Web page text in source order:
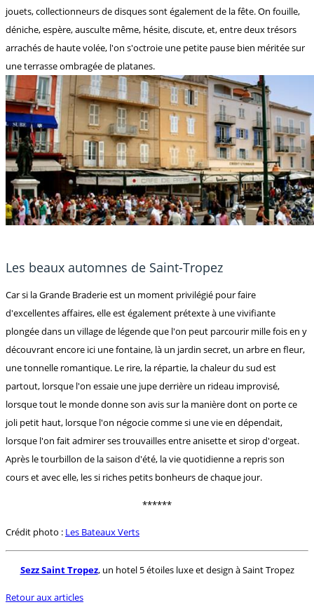
jouets, collectionneurs de disques sont également de la fête. On fouille,
déniche, espère, ausculte même, hésite, discute, et, entre deux trésors
arrachés de haute volée, l'on s'octroie une petite pause bien méritée sur
une terrasse ombragée de platanes.
Les beaux automnes de Saint-Tropez
Car si la Grande Braderie est un moment privilégié pour faire
d'excellentes affaires, elle est également prétexte à une vivifiante
plongée dans un village de légende que l'on peut parcourir mille fois en y
découvrant encore ici une fontaine, là un jardin secret, un arbre en fleur,
une tonnelle romantique. Le rire, la répartie, la chaleur du sud est
partout, lorsque l'on essaie une jupe derrière un rideau improvisé,
lorsque tout le monde donne son avis sur la manière dont on porte ce
joli petit haut, lorsque l'on négocie comme si une vie en dépendait,
lorsque l'on fait admirer ses trouvailles entre anisette et sirop d'orgeat.
Après le tourbillon de la saison d'été, la vie quotidienne a repris son
cours et avec elle, les si riches petits bonheurs de chaque jour.
******
Crédit photo : Les Bateaux Verts
Sezz Saint Tropez, un hotel 5 étoiles luxe et design à Saint Tropez
Retour aux articles